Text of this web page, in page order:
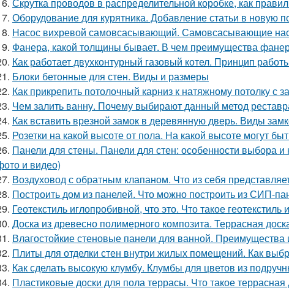
Оборудование для курятника. Добавление статьи в новую
Насос вихревой самовсасывающий. Самовсасывающие
Фанера, какой толщины бывает. В чем преимущества
Как работает двухконтурный газовый котел. Принцип
Блоки бетонные для стен. Виды и размеры
Как прикрепить потолочный карниз к натяжному потолку с
Чем залить ванну. Почему выбирают данный метод
Как вставить врезной замок в деревянную дверь. Виды
Розетки на какой высоте от пола. На какой высоте могут
Панели для стены. Панели для стен: особенности выбора
и видео)
Воздуховод с обратным клапаном. Что из себя
Построить дом из панелей. Что можно построить из СИП-
Геотекстиль иглопробивной, что это. Что такое геотекстиль
Доска из древесно полимерного композита. Террасная
Влагостойкие стеновые панели для ванной. Преимущества
Плиты для отделки стен внутри жилых помещений. Как
Как сделать высокую клумбу. Клумбы для цветов из
Пластиковые доски для пола террасы. Что такое террасная